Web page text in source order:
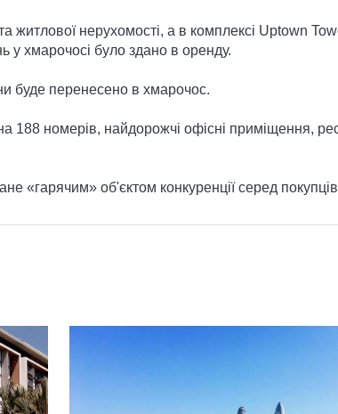
житлової нерухомості, а в комплексі Uptown
у хмарочосі було здано в оренду.
буде перенесено в хмарочос.
188 номерів, найдорожчі офісні приміщення,
«гарячим» об'єктом конкуренції серед